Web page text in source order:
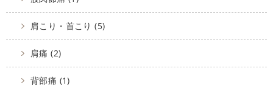
肩こり・首こり (5)
肩痛 (2)
背部痛 (1)